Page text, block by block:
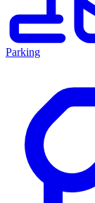
Parking